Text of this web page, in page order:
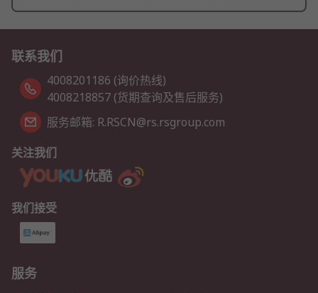
联系我们
4008201186 (询价热线)
4008218857 (货期查询及售后服务)
服务邮箱: R.RSCN@rs.rsgroup.com
关注我们
我们接受
服务